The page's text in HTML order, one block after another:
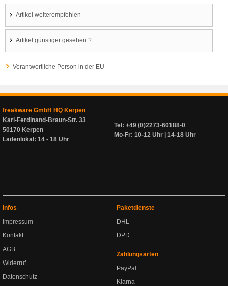
Artikel weiterempfehlen
Artikel günstiger gesehen ?
Verantwortliche Person in der EU
freakware GmbH HQ Kerpen
Karl-Ferdinand-Braun-Str. 33
50170 Kerpen
Ladenlokal: 14 - 18 Uhr
Tel: +49 (0)2273-60188-0
Mo-Fr: 10-12 Uhr | 14-18 Uhr
Infos
Impressum
Kontakt
AGB
Widerruf
Datenschutz
Paketdienste
DHL
DPD
Zahlungsarten
PayPal
Klarna